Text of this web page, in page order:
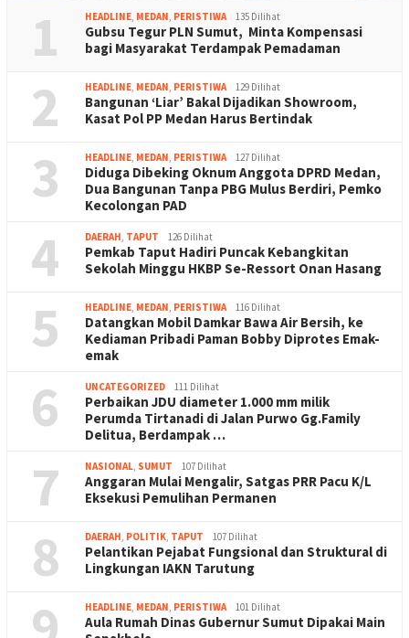
1 HEADLINE, MEDAN, PERISTIWA 135 Dilihat
Gubsu Tegur PLN Sumut, Minta Kompensasi
bagi Masyarakat Terdampak Pemadaman
2 HEADLINE, MEDAN, PERISTIWA 129 Dilihat
Bangunan ‘Liar’ Bakal Dijadikan Showroom,
Kasat Pol PP Medan Harus Bertindak
3 HEADLINE, MEDAN, PERISTIWA 127 Dilihat
Diduga Dibeking Oknum Anggota DPRD Medan,
Dua Bangunan Tanpa PBG Mulus Berdiri, Pemko
Kecolongan PAD
4 DAERAH, TAPUT 126 Dilihat
Pemkab Taput Hadiri Puncak Kebangkitan
Sekolah Minggu HKBP Se-Ressort Onan Hasang
5 HEADLINE, MEDAN, PERISTIWA 116 Dilihat
Datangkan Mobil Damkar Bawa Air Bersih, ke
Kediaman Pribadi Paman Bobby Diprotes Emak-
emak
6 UNCATEGORIZED 111 Dilihat
Perbaikan JDU diameter 1.000 mm milik
Perumda Tirtanadi di Jalan Purwo Gg.Family
Delitua, Berdampak …
7 NASIONAL, SUMUT 107 Dilihat
Anggaran Mulai Mengalir, Satgas PRR Pacu K/L
Eksekusi Pemulihan Permanen
8 DAERAH, POLITIK, TAPUT 107 Dilihat
Pelantikan Pejabat Fungsional dan Struktural di
Lingkungan IAKN Tarutung
HEADLINE, MEDAN, PERISTIWA 101 Dilihat
Aula Rumah Dinas Gubernur Sumut Dipakai Main